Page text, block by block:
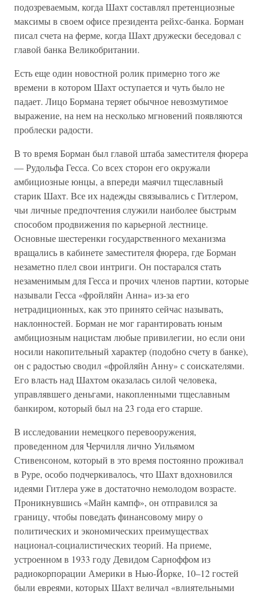
подозреваемым, когда Шахт составлял претенциозные
максимы в своем офисе президента рейхс-банка. Борман
писал счета на ферме, когда Шахт дружески беседовал с
главой банка Великобритании.
Есть еще один новостной ролик примерно того же
времени в котором Шахт оступается и чуть было не
падает. Лицо Бормана теряет обычное невозмутимое
выражение, на нем на несколько мгновений появляются
проблески радости.
В то время Борман был главой штаба заместителя фюрера
— Рудольфа Гесса. Со всех сторон его окружали
амбициозные юнцы, а впереди маячил тщеславный
старик Шахт. Все их надежды связывались с Гитлером,
чьи личные предпочтения служили наиболее быстрым
способом продвижения по карьерной лестнице.
Основные шестеренки государственного механизма
вращались в кабинете заместителя фюрера, где Борман
незаметно плел свои интриги. Он постарался стать
незаменимым для Гесса и прочих членов партии, которые
называли Гесса «фройляйн Анна» из-за его
нетрадиционных, как это принято сейчас называть,
наклонностей. Борман не мог гарантировать юным
амбициозным нацистам любые привилегии, но если они
носили накопительный характер (подобно счету в банке),
он с радостью сводил «фройляйн Анну» с соискателями.
Его власть над Шахтом оказалась силой человека,
управлявшего деньгами, накопленными тщеславным
банкиром, который был на 23 года его старше.
В исследовании немецкого перевооружения,
проведенном для Черчилля лично Уильямом
Стивенсоном, который в это время постоянно проживал
в Руре, особо подчеркивалось, что Шахт вдохновился
идеями Гитлера уже в достаточно немолодом возрасте.
Проникнувшись «Майн кампф», он отправился за
границу, чтобы поведать финансовому миру о
политических и экономических преимуществах
национал-социалистических теорий. На приеме,
устроенном в 1933 году Девидом Сарноффом из
радиокорпорации Америки в Нью-Йорке, 10–12 гостей
были евреями, которых Шахт величал «влиятельными